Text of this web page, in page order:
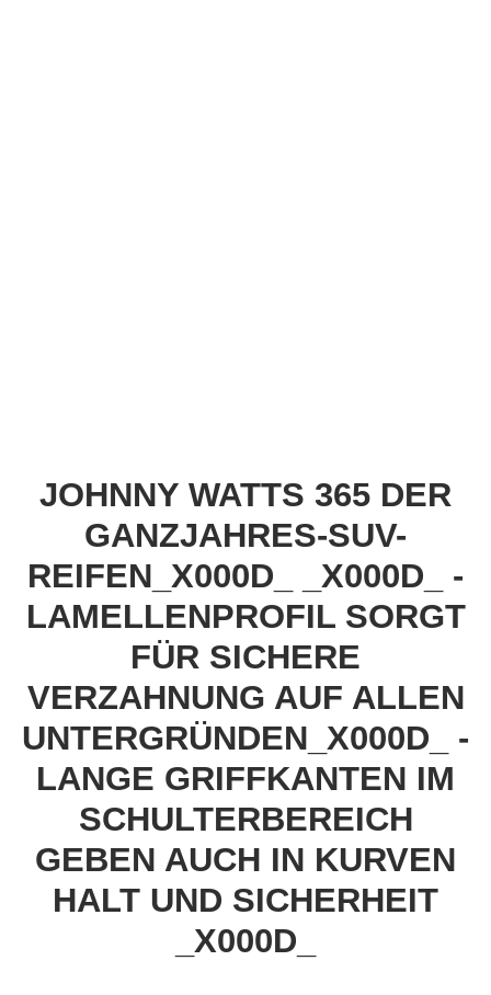
JOHNNY WATTS 365 DER
GANZJAHRES-SUV-
REIFEN_X000D_ _X000D_ -
LAMELLENPROFIL SORGT
FÜR SICHERE
VERZAHNUNG AUF ALLEN
UNTERGRÜNDEN_X000D_ -
LANGE GRIFFKANTEN IM
SCHULTERBEREICH
GEBEN AUCH IN KURVEN
HALT UND SICHERHEIT
_X000D_